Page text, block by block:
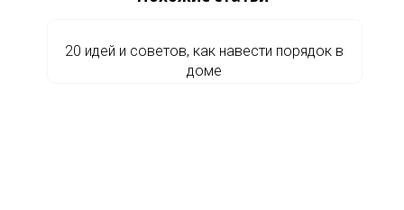
20 идей и советов, как навести порядок в
доме